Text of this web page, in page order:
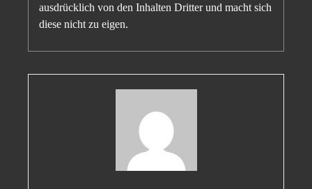
ausdrücklich von den Inhalten Dritter und macht sich
diese nicht zu eigen.